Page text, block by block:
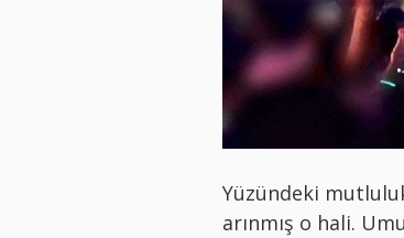
Yüzündeki
arınmış o hali.